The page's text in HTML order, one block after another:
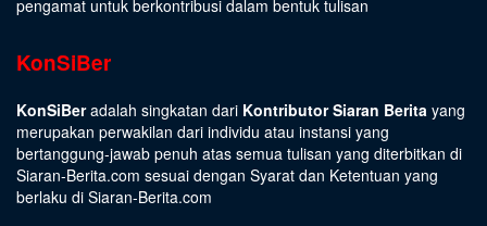
pengamat untuk berkontribusi dalam bentuk tulisan
KonSiBer
KonSiBeradalah singkatan dari Kontributor Siaran Berita yang
merupakan perwakilan dari individu atau instansi yang
bertanggung-jawab penuh atas semua tulisan yang diterbitkan di
Siaran-Berita.com sesuai dengan Syarat dan Ketentuan yang
berlaku di Siaran-Berita.com